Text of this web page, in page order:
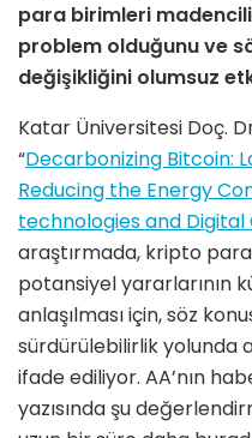
para birimleri
problem olduğunu ve
değişikliğini olumsuz
Katar Üniversitesi Doç.
“Decarbonizing Bitcoin:
Reducing the Energy
technologies and Digital
araştırmada, kripto
potansiyel yararlarının
anlaşılması için, söz
sürdürülebilirlik yolunda
ifade ediliyor. AA’nın
yazısında şu